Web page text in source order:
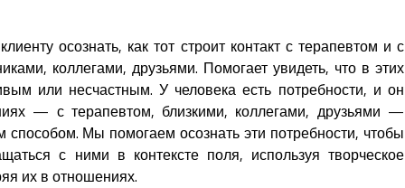
осознать, как тот строит контакт с терапевтом и с
коллегами, друзьями. Помогает увидеть, что в этих
или несчастным. У человека есть потребности, и он
— с терапевтом, близкими, коллегами, друзьями —
Мы помогаем осознать эти потребности, чтобы
с ними в контексте поля, используя творческое
их в отношениях.